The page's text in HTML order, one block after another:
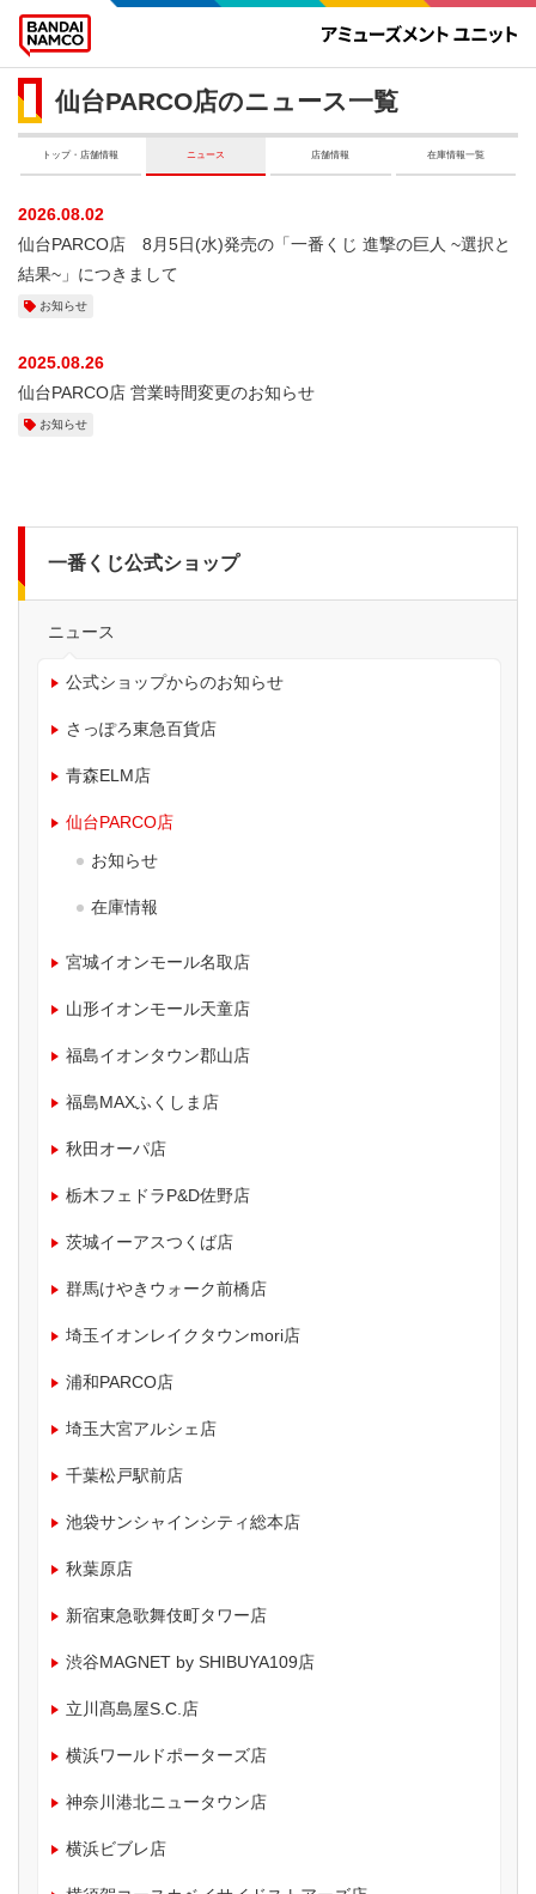
仙台PARCO店のニュース一覧
トップ・店舗情報 ニュース 店舗情報 在庫情報一覧
2026.08.02
仙台PARCO店 8月5日(水)発売の「一番くじ 進撃の巨人 ~選択と
結果~」につきまして
お知らせ
2025.08.26
仙台PARCO店 営業時間変更のお知らせ
お知らせ
一番くじ公式ショップ
ニュース
公式ショップからのお知らせ
さっぽろ東急百貨店
青森ELM店
仙台PARCO店
お知らせ
在庫情報
宮城イオンモール名取店
山形イオンモール天童店
福島イオンタウン郡山店
福島MAXふくしま店
秋田オーパ店
栃木フェドラP&D佐野店
茨城イーアスつくば店
群馬けやきウォーク前橋店
埼玉イオンレイクタウンmori店
浦和PARCO店
埼玉大宮アルシェ店
千葉松戸駅前店
池袋サンシャインシティ総本店
秋葉原店
新宿東急歌舞伎町タワー店
渋谷MAGNET by SHIBUYA109店
立川髙島屋S.C.店
横浜ワールドポーターズ店
神奈川港北ニュータウン店
横浜ビブレ店